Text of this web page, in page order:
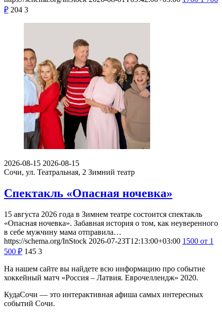
₽ 204 3
2026-08-15 2026-08-15
Сочи, ул. Театральная, 2 Зимний театр
Спектакль «Опасная ночевка»
15 августа 2026 года в Зимнем театре состоится спектакль
«Опасная ночевка». Забавная история о том, как неуверенного
в себе мужчину мама отправила…
https://schema.org/InStock 2026-07-23T12:13:00+03:00 1500 от 1
500 ₽ 145 3
На нашем сайте вы найдете всю информацию про событие
хоккейный матч «Россия – Латвия. Еврочеллендж» 2020.
КудаСочи — это интерактивная афиша самых интересных
событий Сочи.